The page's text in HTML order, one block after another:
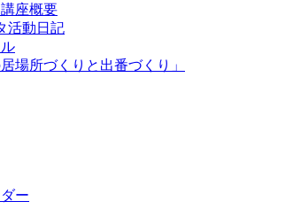
座概要
活動日記
場所づくりと出番づくり」
ー